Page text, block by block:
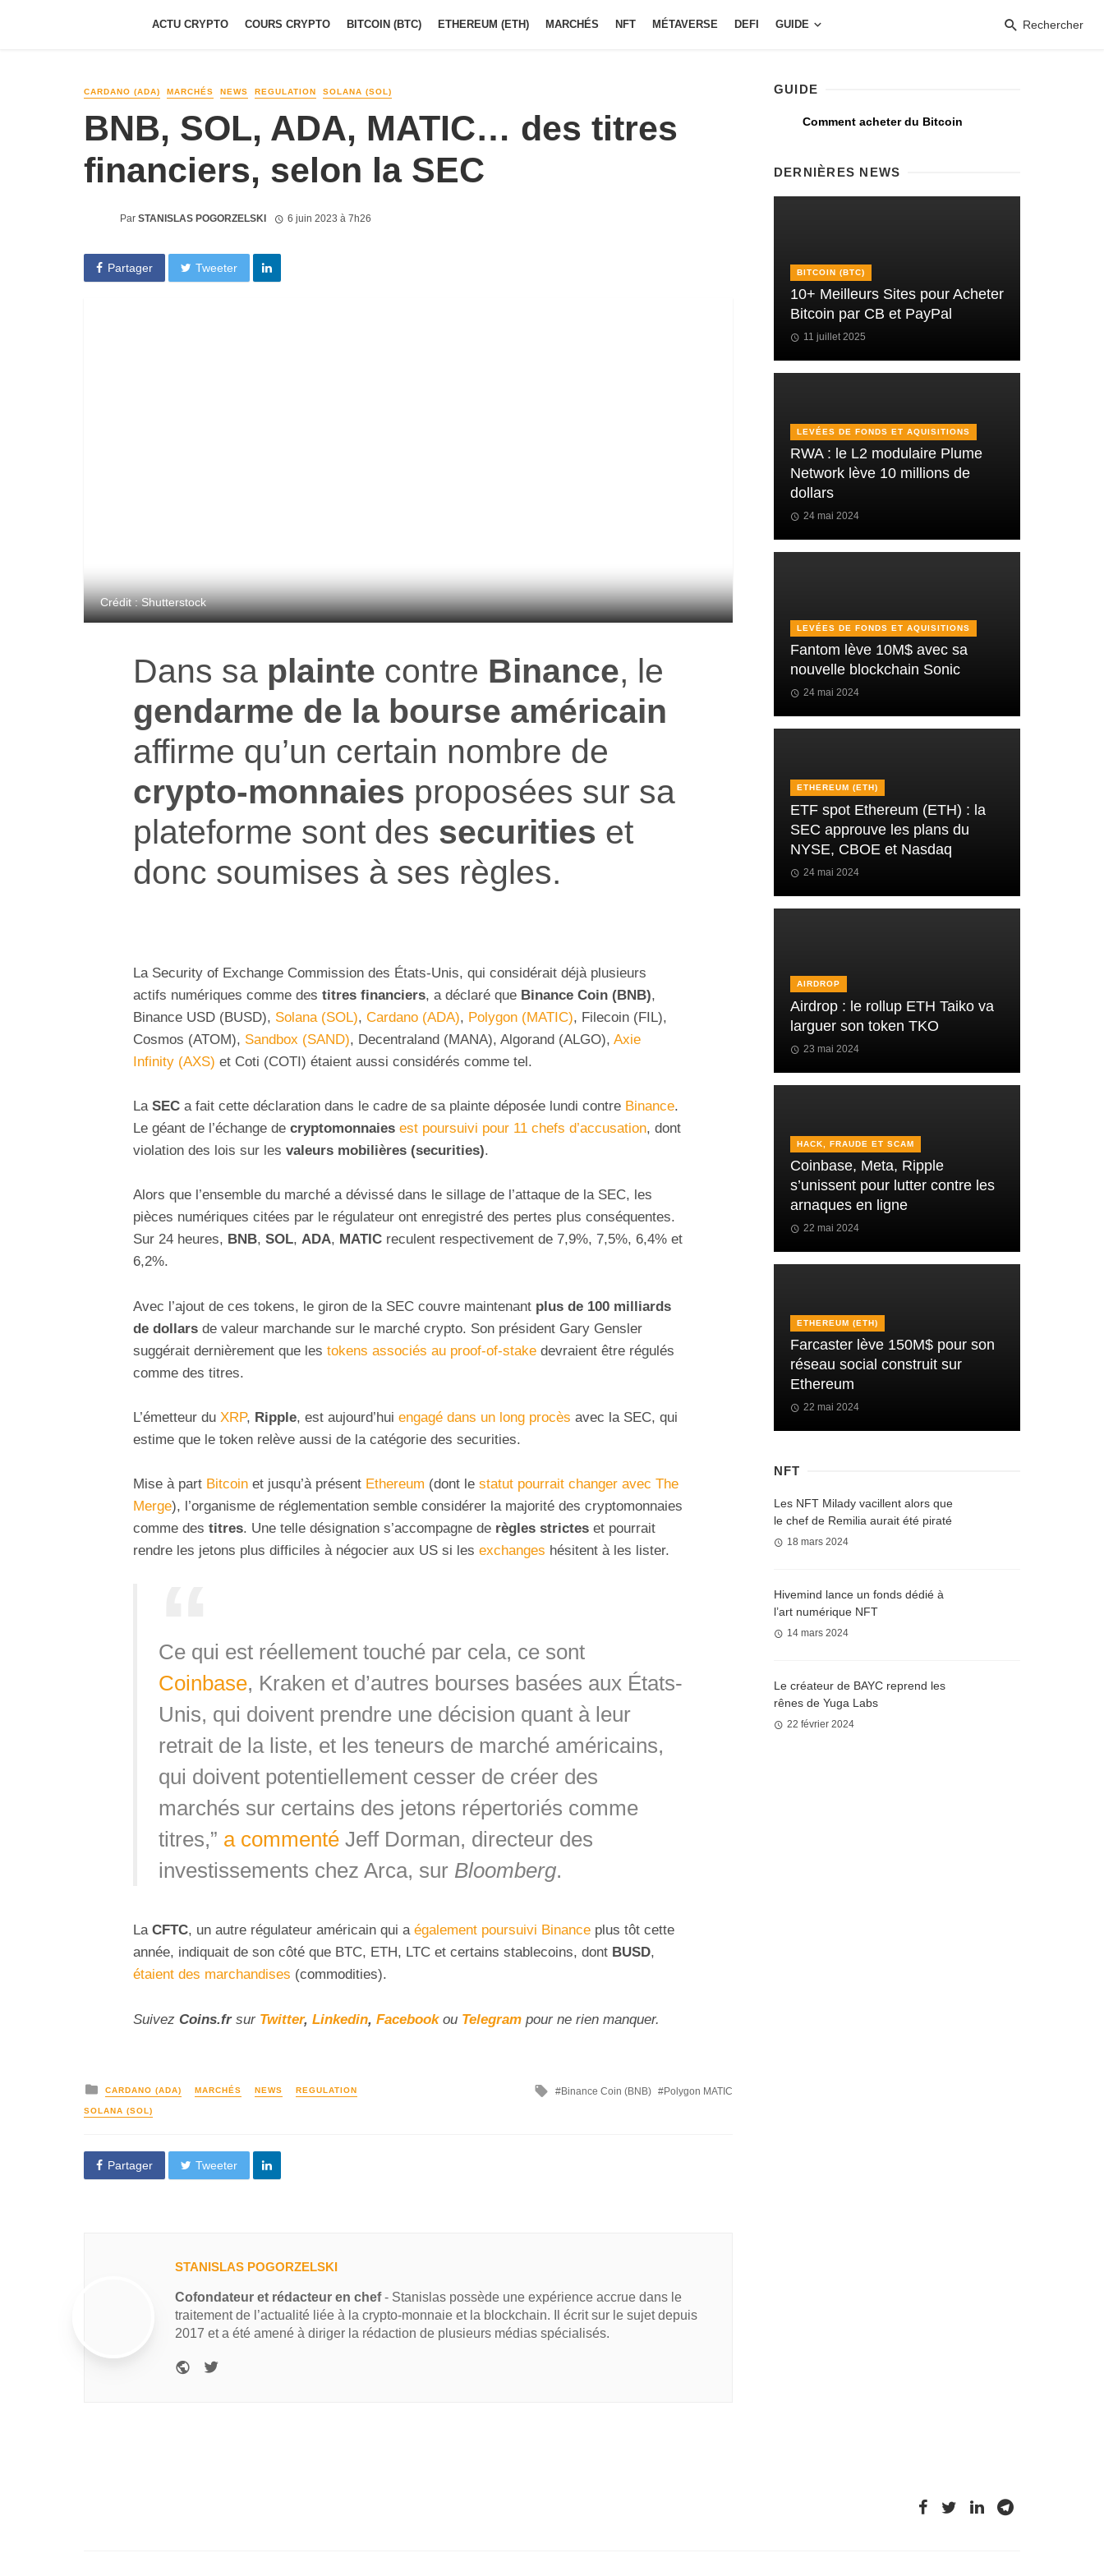
ACTU CRYPTO COURS CRYPTO BITCOIN (BTC) ETHEREUM (ETH) MARCHÉS NFT MÉTAVERSE DEFI GUIDE Rechercher
CARDANO (ADA) MARCHÉS NEWS REGULATION SOLANA (SOL)
BNB, SOL, ADA, MATIC… des titres
financiers, selon la SEC
Par STANISLAS POGORZELSKI 6 juin 2023 à 7h26
Partager Tweeter
Crédit : Shutterstock
Dans sa plainte contre Binance, le
gendarme de la bourse américain
affirme qu’un certain nombre de
crypto-monnaies proposées sur sa
plateforme sont des securities et
donc soumises à ses règles.
La Security of Exchange Commission des États-Unis, qui considérait déjà plusieurs
actifs numériques comme des titres financiers, a déclaré que Binance Coin (BNB),
Binance USD (BUSD), Solana (SOL), Cardano (ADA), Polygon (MATIC), Filecoin (FIL),
Cosmos (ATOM), Sandbox (SAND), Decentraland (MANA), Algorand (ALGO), Axie
Infinity (AXS) et Coti (COTI) étaient aussi considérés comme tel.
La SEC a fait cette déclaration dans le cadre de sa plainte déposée lundi contre Binance.
Le géant de l’échange de cryptomonnaies est poursuivi pour 11 chefs d’accusation, dont
violation des lois sur les valeurs mobilières (securities).
Alors que l’ensemble du marché a dévissé dans le sillage de l’attaque de la SEC, les
pièces numériques citées par le régulateur ont enregistré des pertes plus conséquentes.
Sur 24 heures, BNB, SOL, ADA, MATIC reculent respectivement de 7,9%, 7,5%, 6,4% et
6,2%.
Avec l’ajout de ces tokens, le giron de la SEC couvre maintenant plus de 100 milliards
de dollars de valeur marchande sur le marché crypto. Son président Gary Gensler
suggérait dernièrement que les tokens associés au proof-of-stake devraient être régulés
comme des titres.
L’émetteur du XRP, Ripple, est aujourd’hui engagé dans un long procès avec la SEC, qui
estime que le token relève aussi de la catégorie des securities.
Mise à part Bitcoin et jusqu’à présent Ethereum (dont le statut pourrait changer avec The
Merge), l’organisme de réglementation semble considérer la majorité des cryptomonnaies
comme des titres. Une telle désignation s’accompagne de règles strictes et pourrait
rendre les jetons plus difficiles à négocier aux US si les exchanges hésitent à les lister.
Ce qui est réellement touché par cela, ce sont
Coinbase, Kraken et d’autres bourses basées aux États-
Unis, qui doivent prendre une décision quant à leur
retrait de la liste, et les teneurs de marché américains,
qui doivent potentiellement cesser de créer des
marchés sur certains des jetons répertoriés comme
titres,” a commentéJeff Dorman, directeur des
investissements chez Arca, sur Bloomberg.
La CFTC, un autre régulateur américain qui a également poursuivi Binance plus tôt cette
année, indiquait de son côté que BTC, ETH, LTC et certains stablecoins, dont BUSD,
étaient des marchandises (commodities).
Suivez Coins.fr sur Twitter, Linkedin, Facebookou Telegram pour ne rien manquer.
CARDANO (ADA) MARCHÉS NEWS REGULATION
SOLANA (SOL)
Binance Coin (BNB) Polygon MATIC
Partager Tweeter
STANISLAS POGORZELSKI
Cofondateur et rédacteur en chef- Stanislas possède une expérience accrue dans le
traitement de l’actualité liée à la crypto-monnaie et la blockchain. Il écrit sur le sujet depuis
2017 et a été amené à diriger la rédaction de plusieurs médias spécialisés.
GUIDE
Comment acheter du Bitcoin
DERNIÈRES NEWS
BITCOIN (BTC)
10+ Meilleurs Sites pour Acheter
Bitcoin par CB et PayPal
11 juillet 2025
LEVÉES DE FONDS ET AQUISITIONS
RWA : le L2 modulaire Plume
Network lève 10 millions de
dollars
24 mai 2024
LEVÉES DE FONDS ET AQUISITIONS
Fantom lève 10M$ avec sa
nouvelle blockchain Sonic
24 mai 2024
ETHEREUM (ETH)
ETF spot Ethereum (ETH) : la
SEC approuve les plans du
NYSE, CBOE et Nasdaq
24 mai 2024
AIRDROP
Airdrop : le rollup ETH Taiko va
larguer son token TKO
23 mai 2024
HACK, FRAUDE ET SCAM
Coinbase, Meta, Ripple
s’unissent pour lutter contre les
arnaques en ligne
22 mai 2024
ETHEREUM (ETH)
Farcaster lève 150M$ pour son
réseau social construit sur
Ethereum
22 mai 2024
NFT
Les NFT Milady vacillent alors que
le chef de Remilia aurait été piraté
18 mars 2024
Hivemind lance un fonds dédié à
l’art numérique NFT
14 mars 2024
Le créateur de BAYC reprend les
rênes de Yuga Labs
22 février 2024